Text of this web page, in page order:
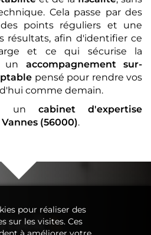
Cela passe par des
points réguliers et une
résultats, afin d'identifier ce
et ce qui sécurise la
un accompagnement sur-
pensé pour rendre vos
comme demain.
un cabinet d'expertise
Vannes (56000).
&
pour réaliser des
sur les visites. Ces